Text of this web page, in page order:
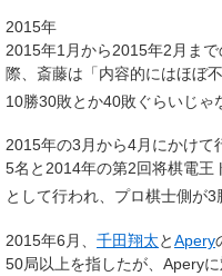
2015年
2015年1月から2015年2月まで
際、斎藤は「内容的にはほぼ
10勝30敗とか40敗ぐらいじゃ
2015年の3月から4月にかけて
5名と2014年の第2回将棋電王
として行われ、プロ棋士側が
2015年6月、 千田翔太とApery
50局以上を指したが、Apery